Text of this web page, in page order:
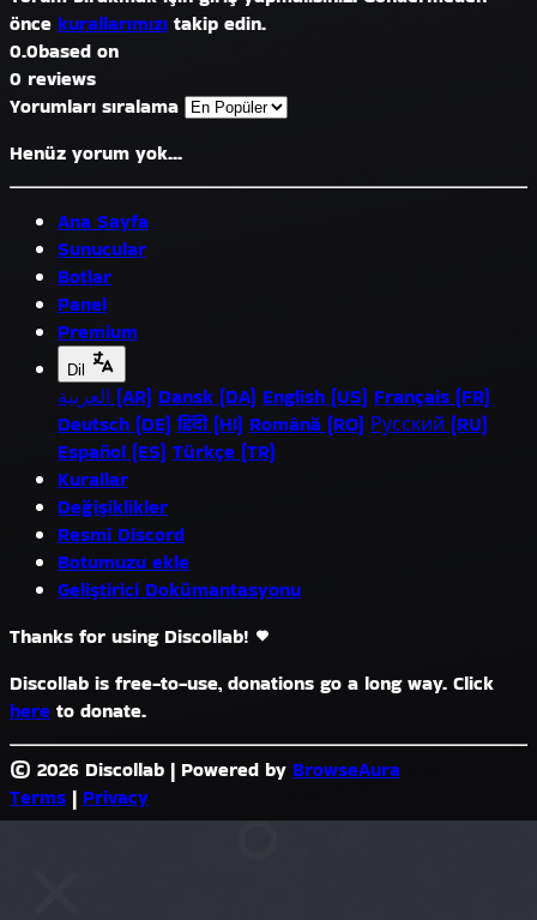
önce kurallarımızı takip edin.
0.0based on
0 reviews
Yorumları sıralama
Henüz yorum yok...
Ana Sayfa
Sunucular
Botlar
Panel
Premium
Dil
العربية (AR) Dansk (DA) English (US) Français (FR)
Deutsch (DE) हिंदी (HI) Română (RO) Русский (RU)
Español (ES) Türkçe (TR)
Kurallar
Değişiklikler
Resmî Discord
Botumuzu ekle
Geliştirici Dokümantasyonu
Thanks for using Discollab!
Discollab is free-to-use, donations go a long way. Click
here to donate.
© 2026 Discollab | Powered by BrowseAura
Terms | Privacy